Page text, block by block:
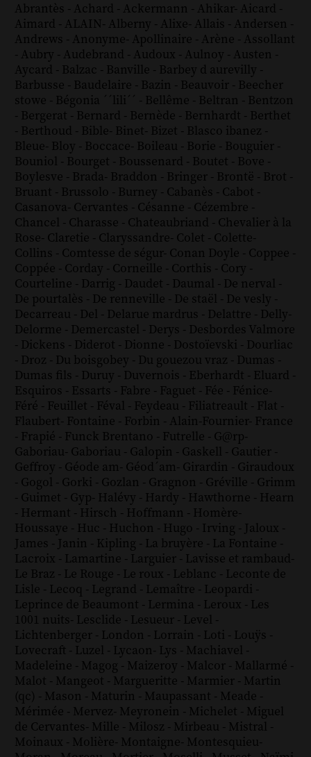
Abrantès - Achard - Ackermann - Ahikar- Aicard -
Aimard - ALAIN- Alberny - Alixe- Allais - Andersen -
Andrews - Anonyme- Apollinaire - Arène - Assollant
- Aubry - Audebrand - Audoux - Aulnoy - Austen -
Aycard - Balzac - Banville - Barbey d aurevilly -
Barbusse - Baudelaire - Bazin - Beauvoir - Beecher
stowe - Bégonia ´´lili´´ - Bellême - Beltran - Bentzon
- Bergerat - Bernard - Bernède - Bernhardt - Berthet
- Berthoud - Bible- Binet- Bizet - Blasco ibanez -
Bleue- Bloy - Boccace- Boileau - Borie - Bouguier -
Bouniol - Bourget - Boussenard - Boutet - Bove -
Boylesve - Brada- Braddon - Bringer - Brontë - Brot -
Bruant - Brussolo - Burney - Cabanès - Cabot -
Casanova- Cervantes - Césanne - Cézembre -
Chancel - Charasse - Chateaubriand - Chevalier à la
Rose- Claretie - Claryssandre- Colet - Colette-
Collins - Comtesse de ségur- Conan Doyle - Coppee -
Coppée - Corday - Corneille - Corthis - Cory -
Courteline - Darrig - Daudet - Daumal - De nerval -
De pourtalès - De renneville - De staël - De vesly -
Decarreau - Del - Delarue mardrus - Delattre - Delly-
Delorme - Demercastel - Derys - Desbordes Valmore
- Dickens - Diderot - Dionne - Dostoïevski - Dourliac
- Droz - Du boisgobey - Du gouezou vraz - Dumas -
Dumas fils - Duruy - Duvernois - Eberhardt - Eluard -
Esquiros - Essarts - Fabre - Faguet - Fée - Fénice-
Féré - Feuillet - Féval - Feydeau - Filiatreault - Flat -
Flaubert- Fontaine - Forbin - Alain-Fournier- France
- Frapié - Funck Brentano - Futrelle - G@rp-
Gaboriau- Gaboriau - Galopin - Gaskell - Gautier -
Geffroy - Géode am- Géod´am- Girardin - Giraudoux
- Gogol - Gorki - Gozlan - Gragnon - Gréville - Grimm
- Guimet - Gyp- Halévy - Hardy - Hawthorne - Hearn
- Hermant - Hirsch - Hoffmann - Homère-
Houssaye - Huc - Huchon - Hugo - Irving - Jaloux -
James - Janin - Kipling - La bruyère - La Fontaine -
Lacroix - Lamartine - Larguier - Lavisse et rambaud-
Le Braz - Le Rouge - Le roux - Leblanc - Leconte de
Lisle - Lecoq - Legrand - Lemaître - Leopardi -
Leprince de Beaumont - Lermina - Leroux - Les
1001 nuits- Lesclide - Lesueur - Level -
Lichtenberger - London - Lorrain - Loti - Louÿs -
Lovecraft - Luzel - Lycaon- Lys - Machiavel -
Madeleine - Magog - Maizeroy - Malcor - Mallarmé -
Malot - Mangeot - Margueritte - Marmier - Martin
(qc) - Mason - Maturin - Maupassant - Meade -
Mérimée - Mervez- Meyronein - Michelet - Miguel
de Cervantes- Mille - Milosz - Mirbeau - Mistral -
Moinaux - Molière- Montaigne- Montesquieu-